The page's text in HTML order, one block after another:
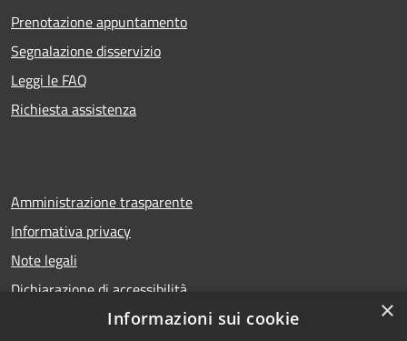
Prenotazione appuntamento
Segnalazione disservizio
Leggi le FAQ
Richiesta assistenza
Amministrazione trasparente
Informativa privacy
Note legali
Dichiarazione di accessibilità
×
Informazioni sui cookie